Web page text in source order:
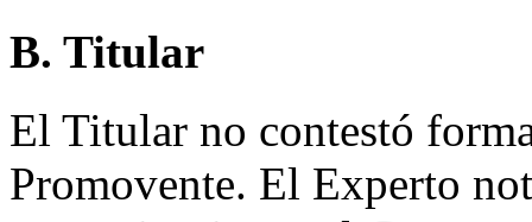
B. Titular
El Titular no contestó
Promovente. El Experto